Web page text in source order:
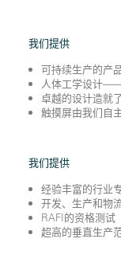
我们提供
可持续生产的产
人体工学设计
卓越的设计造就
触摸屏由我们
我们提供
经验丰富的行业
开发、生产和物
RAFI的资格测试
超高的垂直生产